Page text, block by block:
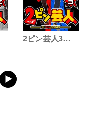
2ピン芸人3…